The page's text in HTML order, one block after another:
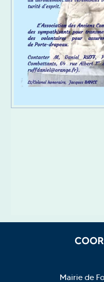
Mairie de